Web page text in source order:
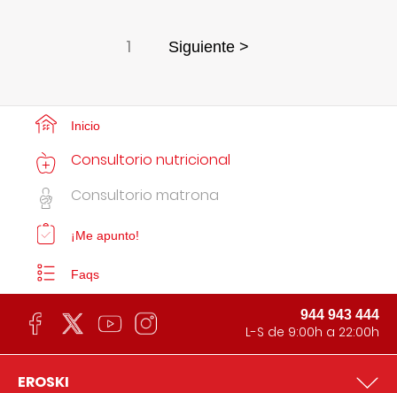
1 Siguiente >
Inicio
Consultorio nutricional
Consultorio matrona
¡Me apunto!
Faqs
944 943 444
L-S de 9:00h a 22:00h
EROSKI